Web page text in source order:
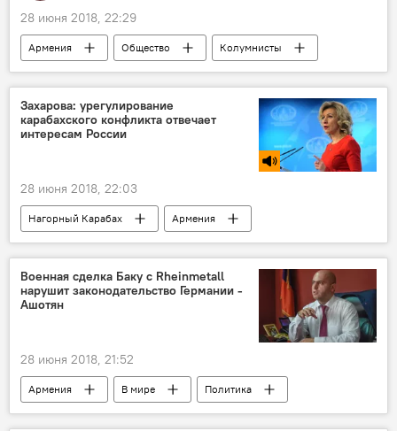
28 июня 2018, 22:29
Армения Общество
Колумнисты
Политика
трамвай
транспорт
опасность
Захарова: урегулирование
карабахского конфликта отвечает
интересам России
28 июня 2018, 22:03
Нагорный Карабах
Армения
В мире
Россия
Политика
Урегулирование карабахского конфликта
Москва
Мария Захарова
карабахский конфликт
Военная сделка Баку с Rheinmetall
нарушит законодательство Германии -
Ашотян
28 июня 2018, 21:52
Армения В мире
Политика
Азербайджан
Германия